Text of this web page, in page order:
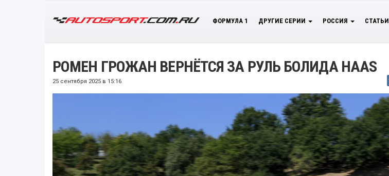
ФОРМУЛА 1 ДРУГИЕ СЕРИИ РОССИЯ СТАТЬИ
РОМЕН ГРОЖАН ВЕРНЁТСЯ ЗА РУЛЬ БОЛИДА HAAS
25 сентября 2025 в 15:16